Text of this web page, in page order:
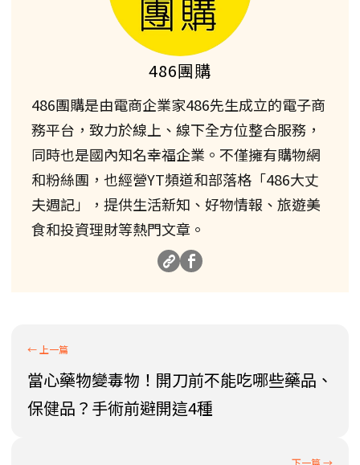
486團購
486團購是由電商企業家486先生成立的電子商
務平台，致力於線上、線下全方位整合服務，
同時也是國內知名幸福企業。不僅擁有購物網
和粉絲團，也經營YT頻道和部落格「486大丈
夫週記」，提供生活新知、好物情報、旅遊美
食和投資理財等熱門文章。
當心藥物變毒物！開刀前不能吃哪些藥品、
保健品？手術前避開這4種